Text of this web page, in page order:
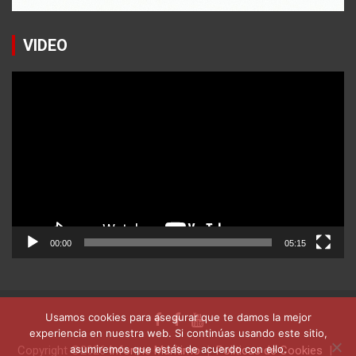
VIDEO
00:00 05:15
Copyright ©2026Informe Marítimo Politicas de Cookies
Usamos cookies para asegurar que te damos la mejor
experiencia en nuestra web. Si continúas usando este sitio,
asumiremos que estás de acuerdo con ello.